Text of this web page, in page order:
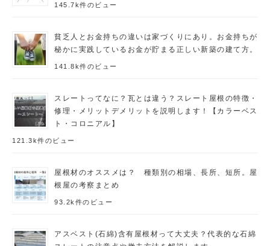
145.7k件のビュー
貧乏人とお金持ちの違いは家づくりにあり。お金持ちが
秘かに実践しているお金が貯まる正しい新築の建て方。
141.8k件のビュー
スレートってなに？瓦とは違う？スレート屋根の特徴・
修理・メリットデメリットを説明します！【カラーベス
ト・コロニアル】
121.3k件のビュー
屋根材のオススメは？ 種類別の相場、長所、短所。屋
根屋の考察まとめ
93.2k件のビュー
アスベスト(石綿)含有屋根材って大丈夫？代表的な石綿